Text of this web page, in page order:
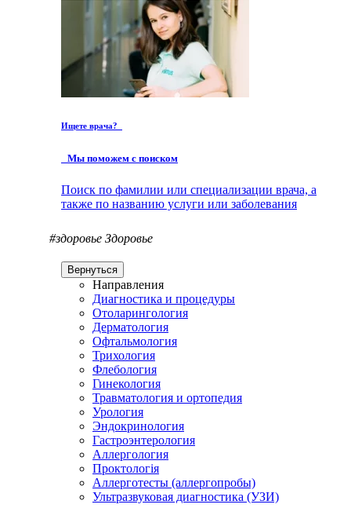
Ищете врача?
Мы поможем с поиском
Поиск по фамилии или специализации врача, а
также по названию услуги или заболевания
#здоровье Здоровье
Вернуться
Направления
Диагностика и процедуры
Отоларингология
Дерматология
Офтальмология
Трихология
Флебология
Гинекология
Травматология и ортопедия
Урология
Эндокринология
Гастроэнтерология
Аллергология
Проктологія
Аллерготесты (аллергопробы)
Ультразвуковая диагностика (УЗИ)